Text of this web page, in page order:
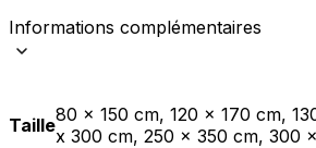
Informations complémentaires
Taille80 x 150 cm, 120 x 170 cm,
x 300 cm, 250 x 350 cm, 300